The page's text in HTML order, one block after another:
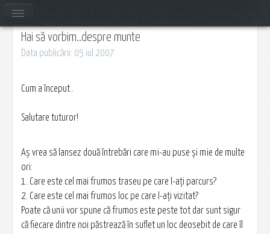
Hai să vorbim..despre munte
Data publicării: 05 iul 2007
Cum a început..
Salutare tuturor!
Aş vrea să lansez două întrebări care mi-au puse şi mie de multe
ori:
1. Care este cel mai frumos traseu pe care l-aţi parcurs?
2. Care este cel mai frumos loc pe care l-aţi vizitat?
Poate că unii vor spune că frumos este peste tot dar sunt sigur
că fiecare dintre noi păstrează în suflet un loc deosebit de care îl